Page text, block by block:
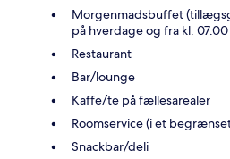
Morgenmadsbuffet
på hverdage og fra kl.
Restaurant
Bar/lounge
Kaffe/te på fællesarealer
Roomservice (i et
Snackbar/deli